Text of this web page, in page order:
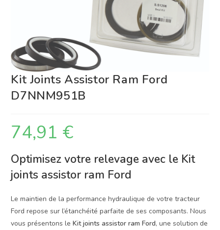
Kit Joints Assistor Ram Ford
D7NNM951B
74,91 €
Optimisez votre relevage avec le Kit
joints assistor ram Ford
Le maintien de la performance hydraulique de votre tracteur
Ford repose sur l’étanchéité parfaite de ses composants. Nous
vous présentons leKit joints assistor ram Ford, une solution de